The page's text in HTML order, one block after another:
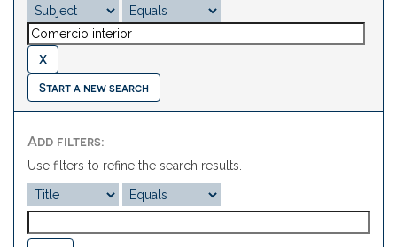
Start a new search
Add filters:
Use filters to refine the search results.